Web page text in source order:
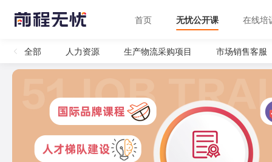
首页 无忧公开课 在线培
全部 人力资源 生产物流采购项目 市场销售客服